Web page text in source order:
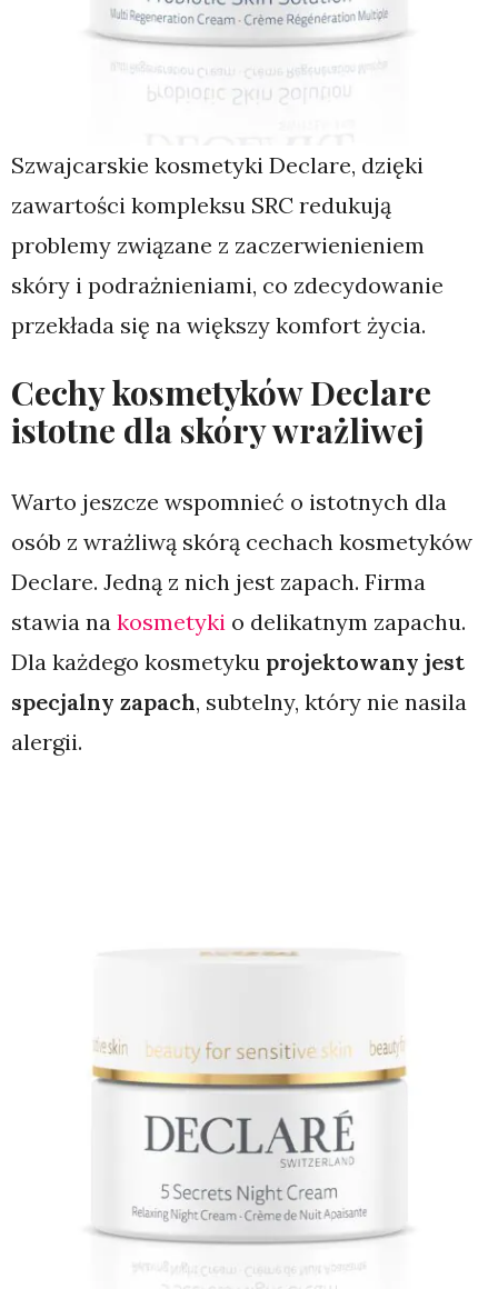
Szwajcarskie kosmetyki Declare, dzięki
zawartości kompleksu SRC redukują
problemy związane z zaczerwienieniem
skóry i podrażnieniami, co zdecydowanie
przekłada się na większy komfort życia.
Cechy kosmetyków Declare
istotne dla skóry wrażliwej
Warto jeszcze wspomnieć o istotnych dla
osób z wrażliwą skórą cechach kosmetyków
Declare. Jedną z nich jest zapach. Firma
stawia na kosmetyki o delikatnym zapachu.
Dla każdego kosmetyku projektowany jest
specjalny zapach, subtelny, który nie nasila
alergii.